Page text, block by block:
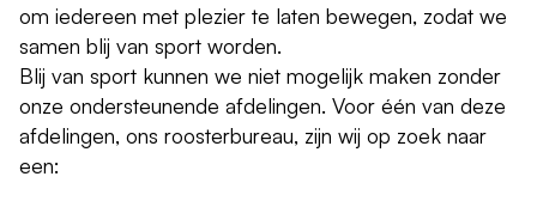
om iedereen met plezier te laten bewegen, zodat we
samen blij van sport worden.
Blij van sport kunnen we niet mogelijk maken zonder
onze ondersteunende afdelingen. Voor één van deze
afdelingen, ons roosterbureau, zijn wij op zoek naar
een: